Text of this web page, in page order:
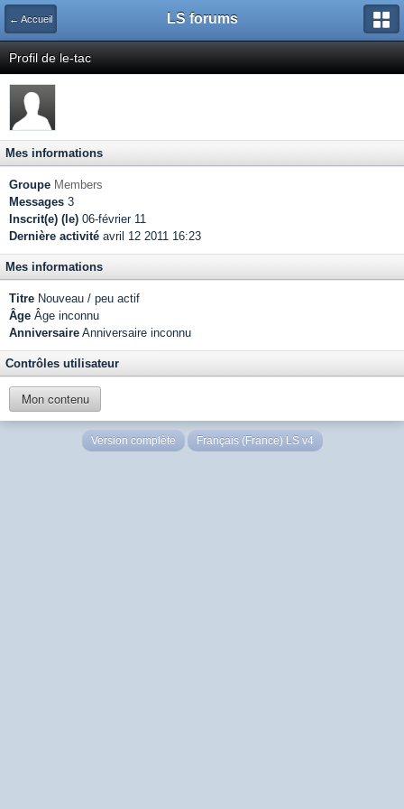
← Accueil LS forums
Profil de le-tac
Mes informations
Groupe Members
Messages 3
Inscrit(e) (le) 06-février 11
Dernière activité avril 12 2011 16:23
Mes informations
Titre Nouveau / peu actif
Âge Âge inconnu
Anniversaire Anniversaire inconnu
Contrôles utilisateur
Mon contenu
Version complète Français (France) LS v4